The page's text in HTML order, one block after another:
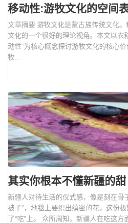
移动性:游牧文化的空间
文章摘要 游牧文化是蒙古族传统文化
文化的一个很好的理论视角。本文以农
动性”为核心概念探讨游牧文化的核心
牧...
其实你根本不懂新疆的甜
新疆人对待生活的仪式感，像是刻在骨
被子”，地毯上要织出缜密的花，这份
了“吃”上。 众所周知，新疆人在吃这方